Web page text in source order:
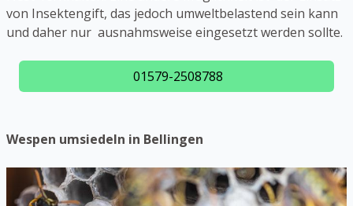
von Insektengift, das jedoch umweltbelastend sein kann
und daher nur ausnahmsweise eingesetzt werden sollte.
01579-2508788
Wespen umsiedeln in Bellingen